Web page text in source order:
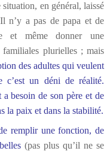
en général, laissé
n’y a pas de papa et de
et même donner une
familiales plurielles ; mais
des adultes qui veulent
c’est un déni de réalité.
besoin de son père et de
la paix et dans la stabilité.
remplir une fonction, de
(pas plus qu’il ne se